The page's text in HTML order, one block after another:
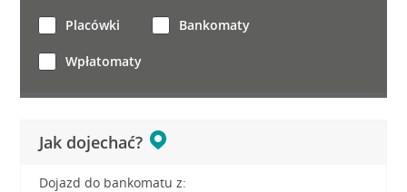
Jak dojechać?
Dojazd do bankomatu z:
Placówki Bankomaty
Wpłatomaty